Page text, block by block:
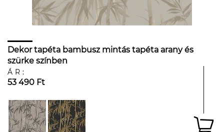
Dekor tapéta bambusz mintás tapéta arany és
szürke színben
ÁR:
53 490 Ft